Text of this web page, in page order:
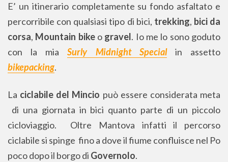
E’ un itinerario completamente su fondo asfaltato e
percorribile con qualsiasi tipo di bici, trekking, bici da
corsa, Mountain bikeo gravel. Io me lo sono goduto
con la miaSurly Midnight Specialin assetto
bikepacking.
La ciclabile del Mincio può essere considerata meta
di una giornata in bici quanto parte di un piccolo
cicloviaggio. Oltre Mantova infatti il percorso
ciclabile si spinge fino a dove il fiume confluisce nel Po
poco dopo il borgo di Governolo.